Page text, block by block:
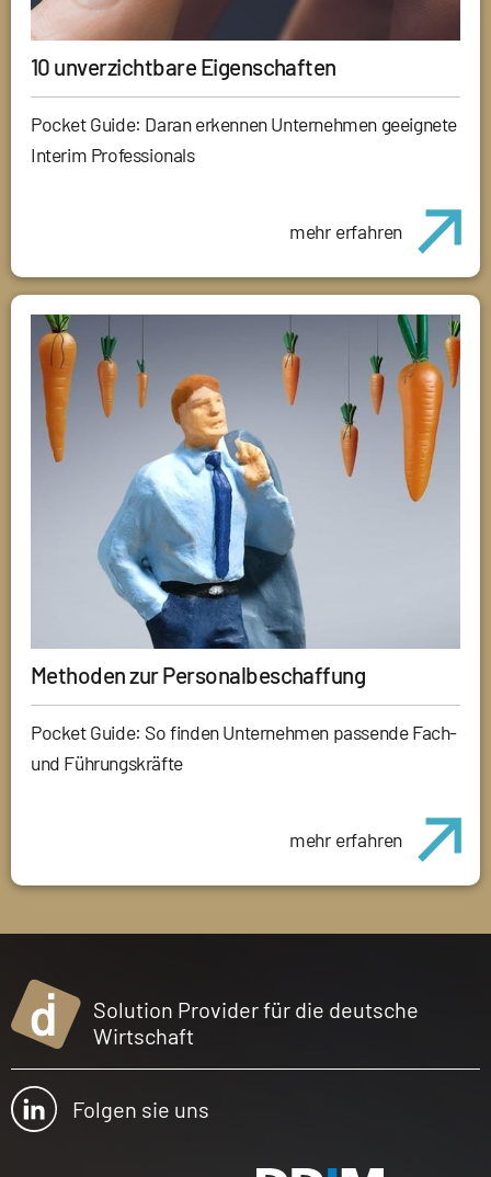
10 unverzichtbare Eigenschaften
Pocket Guide: Daran erkennen Unternehmen geeignete
Interim Professionals
mehr erfahren
Methoden zur Personalbeschaffung
Pocket Guide: So finden Unternehmen passende Fach-
und Führungskräfte
mehr erfahren
Solution Provider für die deutsche
Wirtschaft
Folgen sie uns